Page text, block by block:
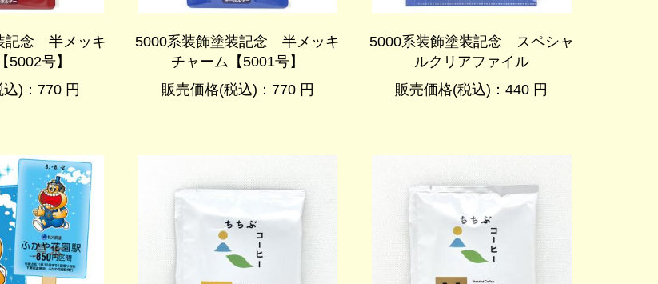
記念 半メッキ
5002号】
)：770 円
5000系装飾塗装記念 半メッキ
チャーム【5001号】
販売価格(税込)：770 円
5000系装飾塗装記念 スペシャ
ルクリアファイル
販売価格(税込)：440 円